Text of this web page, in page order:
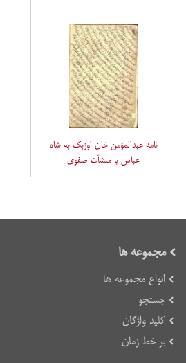
نامه عبدالمؤمن خان اوزبک به شاه
عباس یا منشآت صفوی
مجموعه ها
انواع مجموعه ها
جستجو
کلید واژگان
بر خط زمان